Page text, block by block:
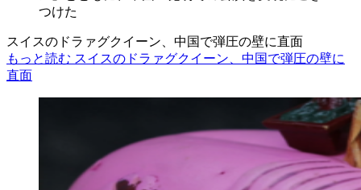
スイスのドラァグクイーン、中国で弾圧の壁に直面
もっと読む スイスのドラァグクイーン、中国で弾圧の壁に
直面